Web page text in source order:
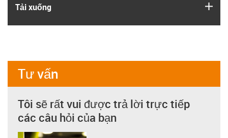
Tải xuống
Tư vấn
Tôi sẽ rất vui được trả lời trực tiếp
các câu hỏi của bạn